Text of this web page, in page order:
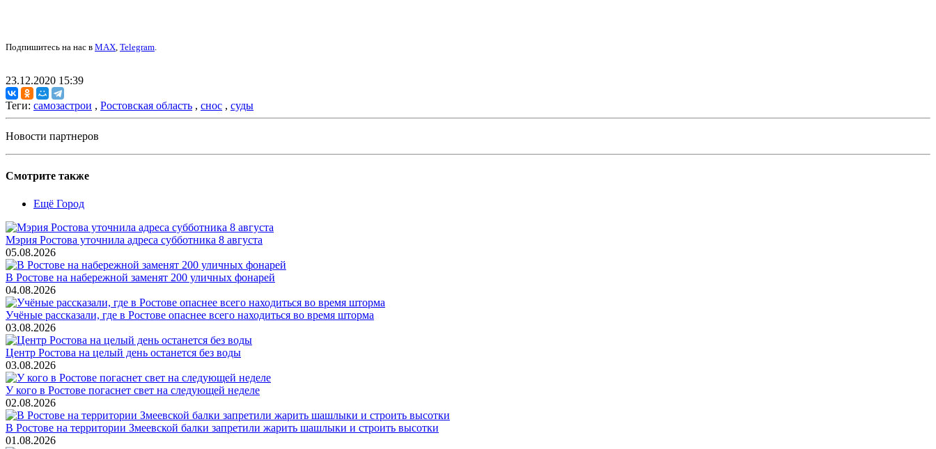
Подпишитесь на нас в MAX, Telegram.
23.12.2020 15:39
Теги: самозастрои , Ростовская область , снос , суды
Новости партнеров
Смотрите также
Ещё Город
Мэрия Ростова уточнила адреса субботника 8 августа
05.08.2026
В Ростове на набережной заменят 200 уличных фонарей
04.08.2026
Учёные рассказали, где в Ростове опаснее всего находиться во время шторма
03.08.2026
Центр Ростова на целый день останется без воды
03.08.2026
У кого в Ростове погаснет свет на следующей неделе
02.08.2026
В Ростове на территории Змеевской балки запретили жарить шашлыки и строить высотки
01.08.2026